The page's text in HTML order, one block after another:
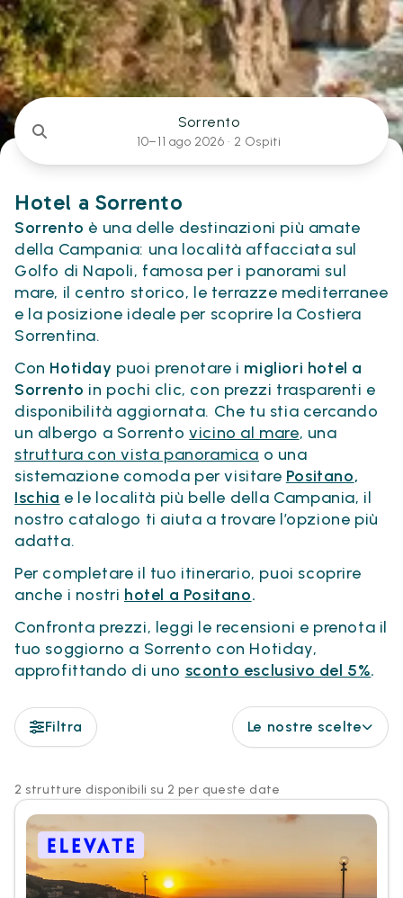
Sorrento
10–11 ago 2026 · 2 Ospiti
Hotel a Sorrento
Sorrento è una delle destinazioni più amate
della Campania: una località affacciata sul
Golfo di Napoli, famosa per i panorami sul
mare, il centro storico, le terrazze mediterranee
e la posizione ideale per scoprire la Costiera
Sorrentina.
Con Hotiday puoi prenotare i migliori hotel a
Sorrento in pochi clic, con prezzi trasparenti e
disponibilità aggiornata. Che tu stia cercando
un albergo a Sorrentovicino al mare, una
struttura con vista panoramica o una
sistemazione comoda per visitare Positano,
Ischia e le località più belle della Campania, il
nostro catalogo ti aiuta a trovare l’opzione più
adatta.
Per completare il tuo itinerario, puoi scoprire
anche i nostri hotel a Positano.
Confronta prezzi, leggi le recensioni e prenota il
tuo soggiorno a Sorrento con Hotiday,
approfittando di uno sconto esclusivo del 5%.
Filtra Le nostre scelte
2 strutture disponibili su 2 per queste date